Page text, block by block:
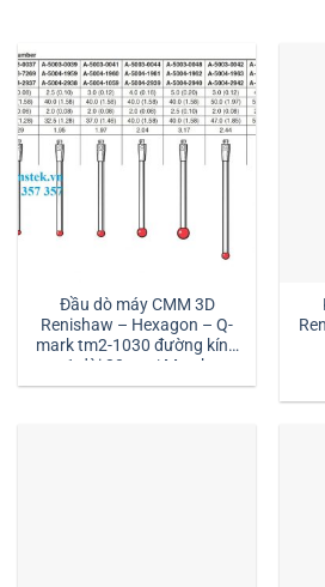
Đầu dò máy CMM 3D
Renishaw – Hexagon – Q-
mark tm2-1030 đường kính
1 dài 30mm:| Mstek
Technology